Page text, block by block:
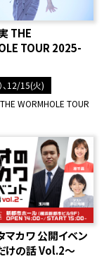
THE
TOUR 2025-
、12/15(火)
WORMHOLE TOUR
マカワ 公開イベン
けの話 Vol.2～